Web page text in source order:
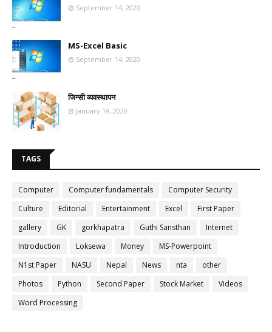
September 14, 2020
MS-Excel Basic
September 14, 2020
जिन्सी व्यवस्थापन
January 19, 2020
TAGS
Computer Computer fundamentals
Computer Security
Culture
Editorial Entertainment Excel
First Paper
gallery
GK gorkhapatra Guthi Sansthan
Internet
Introduction
Loksewa Money
MS-Powerpoint
N1st Paper
NASU Nepal News nta
other
Photos
Python Second Paper Stock Market
Videos
Word Processing